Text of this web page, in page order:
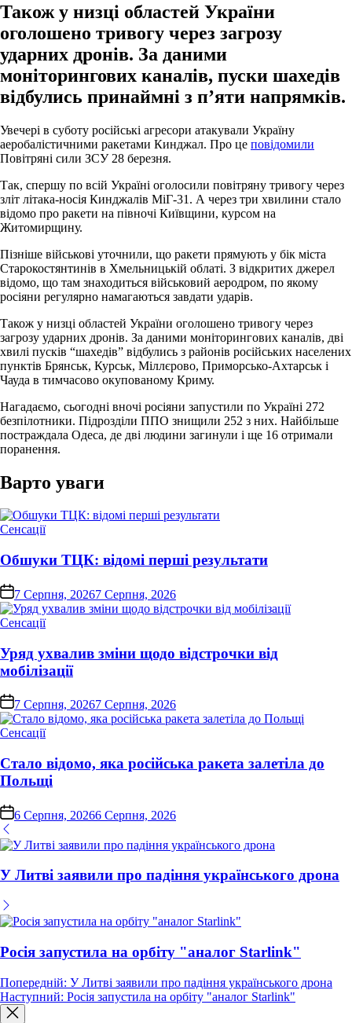
Також у низці областей України
оголошено тривогу через загрозу
ударних дронів. За даними
моніторингових каналів, пуски шахедів
відбулись принаймні з п’яти напрямків.
Увечері в суботу російські агресори атакували Україну
аеробалістичними ракетами Кинджал. Про це повідомили
Повітряні сили ЗСУ 28 березня.
Так, спершу по всій Україні оголосили повітряну тривогу через
зліт літака-носія Кинджалів МіГ-31. А через три хвилини стало
відомо про ракети на півночі Київщини, курсом на
Житомирщину.
Пізніше військові уточнили, що ракети прямують у бік міста
Старокостянтинів в Хмельницькій облаті. З відкритих джерел
відомо, що там знаходиться військовий аеродром, по якому
росіяни регулярно намагаються завдати ударів.
Також у низці областей України оголошено тривогу через
загрозу ударних дронів. За даними моніторингових каналів, дві
хвилі пусків “шахедів” відбулись з районів російських населених
пунктів Брянськ, Курськ, Міллєрово, Приморсько-Ахтарськ і
Чауда в тимчасово окупованому Криму.
Нагадаємо, сьогодні вночі росіяни запустили по Україні 272
безпілотники. Підрозділи ППО знищили 252 з них. Найбільше
постраждала Одеса, де дві людини загинули і ще 16 отримали
поранення.
Варто уваги
Опублікувати
Сенсації
Обшуки ТЦК: відомі перші результати
on 7 Серпня, 20267 Серпня, 2026
Опублікувати
Сенсації
Уряд ухвалив зміни щодо відстрочки від
мобілізації
on 7 Серпня, 20267 Серпня, 2026
Опублікувати
Сенсації
Стало відомо, яка російська ракета залетіла до
Польщі
on6 Серпня, 20266 Серпня, 2026
У Литві заявили про падіння українського дрона
Росія запустила на орбіту "аналог Starlink"
Навігація
записів
Попередній: У Литві заявили про падіння українського дрона
Наступний: Росія запустила на орбіту "аналог Starlink"